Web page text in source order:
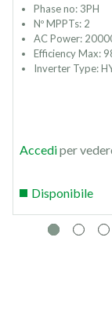
Phase no: 3PH
Nº MPPTs: 2
AC Power:
Efficiency Max:
Inverter Type:
Accediper
Disponibile